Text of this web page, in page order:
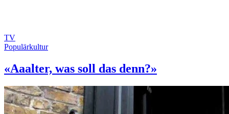
TV
Populärkultur
«Aaalter, was soll das denn?»